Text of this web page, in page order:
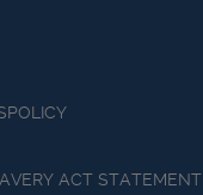
ACT STATEMENT